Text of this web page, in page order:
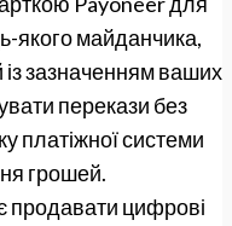
якого майданчика,
зазначенням ваших
перекази без
платіжної системи
грошей.
продавати цифрові